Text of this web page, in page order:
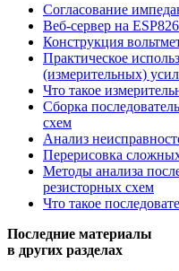
Согласование
Веб-сервер на
Конструкция
Практическое
(измерительных)
Что такое
Сборка
схем
Анализ
Перерисовка
Методы анализа
резисторных схем
Что такое
Последние материалы
в других разделах